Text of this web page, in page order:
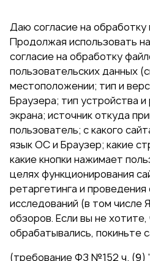
Даю согласие на
Продолжая использовать
согласие на обработку
пользовательских данных
местоположении; тип и
Браузера; тип устройства
экрана; источник откуда
пользователь; с какого
язык ОС и Браузер; какие
какие кнопки нажимает
целях функционирования
ретаргетинга и проведения
исследований (в том числе
обзоров. Если вы не
обрабатывались, покиньте
(требование ФЗ №152 ч. (9)